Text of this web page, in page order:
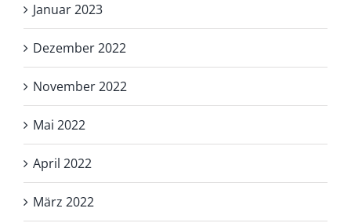
Januar 2023
Dezember 2022
November 2022
Mai 2022
April 2022
März 2022